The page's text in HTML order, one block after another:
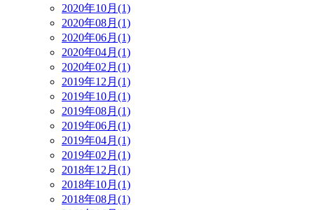
2020年10月(1)
2020年08月(1)
2020年06月(1)
2020年04月(1)
2020年02月(1)
2019年12月(1)
2019年10月(1)
2019年08月(1)
2019年06月(1)
2019年04月(1)
2019年02月(1)
2018年12月(1)
2018年10月(1)
2018年08月(1)